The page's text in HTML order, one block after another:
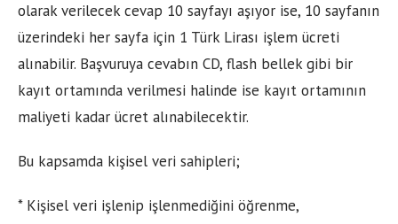
olarak verilecek cevap 10 sayfayı aşıyor ise, 10 sayfanın
üzerindeki her sayfa için 1 Türk Lirası işlem ücreti
alınabilir. Başvuruya cevabın CD, flash bellek gibi bir
kayıt ortamında verilmesi halinde ise kayıt ortamının
maliyeti kadar ücret alınabilecektir.
Bu kapsamda kişisel veri sahipleri;
* Kişisel veri işlenip işlenmediğini öğrenme,